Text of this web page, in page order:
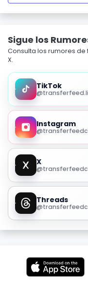
Sigue los
Consulta los rumores de
X.
TikTok
Instagram
X
Threads